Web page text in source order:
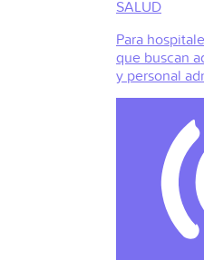
SALUD
Para
que buscan
y personal